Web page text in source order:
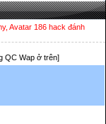
Avatar 186 hack đánh
QC Wap ở trên]